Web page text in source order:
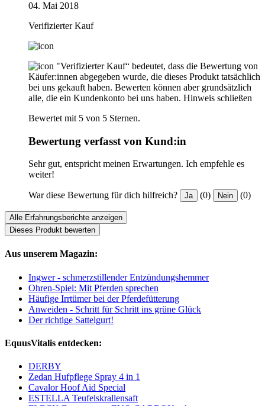
04. Mai 2018
Verifizierter Kauf
"Verifizierter Kauf“ bedeutet, dass die Bewertung von
Käufer:innen abgegeben wurde, die dieses Produkt tatsächlich
bei uns gekauft haben. Bewerten können aber grundsätzlich
alle, die ein Kundenkonto bei uns haben. Hinweis schließen
Bewertet mit 5 von 5 Sternen.
Bewertung verfasst von Kund:in
Sehr gut, entspricht meinen Erwartungen. Ich empfehle es
weiter!
War diese Bewertung für dich hilfreich? Ja (0) Nein (0)
Alle Erfahrungsberichte anzeigen
Dieses Produkt bewerten
Aus unserem Magazin:
Ingwer - schmerzstillender Entzündungshemmer
Ohren-Spiel: Mit Pferden sprechen
Häufige Irrtümer bei der Pferdefütterung
Anweiden - Schritt für Schritt ins grüne Glück
Der richtige Sattelgurt!
EquusVitalis entdecken:
DERBY
Zedan Hufpflege Spray 4 in 1
Cavalor Hoof Aid Special
ESTELLA Teufelskrallensaft